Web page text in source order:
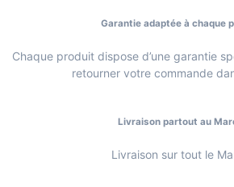
Garantie adaptée à chaque
Chaque produit dispose d’une garantie
retourner votre commande
Livraison partout au
Livraison sur tout le